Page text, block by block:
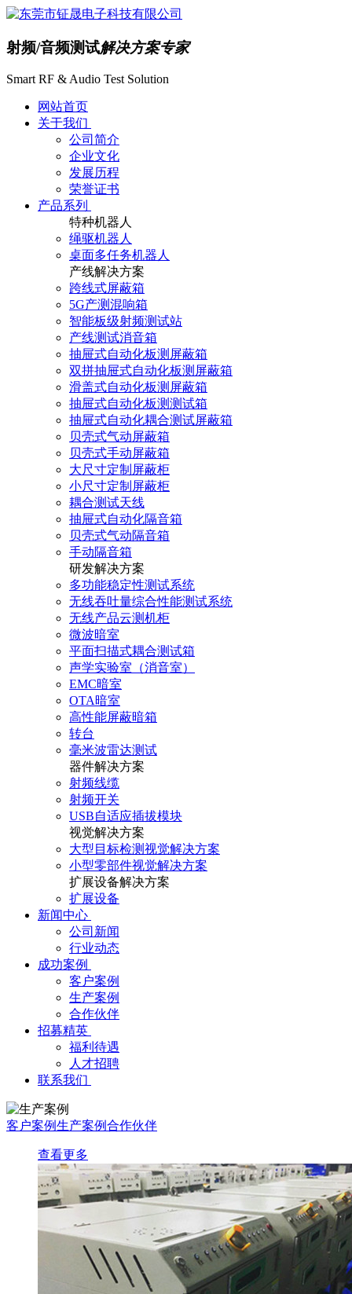
射频/音频测试解决方案专家
Smart RF & Audio Test Solution
网站首页
关于我们
公司简介
企业文化
发展历程
荣誉证书
产品系列
特种机器人
绳驱机器人
桌面多任务机器人
产线解决方案
跨线式屏蔽箱
5G产测混响箱
智能板级射频测试站
产线测试消音箱
抽屉式自动化板测屏蔽箱
双拼抽屉式自动化板测屏蔽箱
滑盖式自动化板测屏蔽箱
抽屉式自动化板测测试箱
抽屉式自动化耦合测试屏蔽箱
贝壳式气动屏蔽箱
贝壳式手动屏蔽箱
大尺寸定制屏蔽柜
小尺寸定制屏蔽柜
耦合测试天线
抽屉式自动化隔音箱
贝壳式气动隔音箱
手动隔音箱
研发解决方案
多功能稳定性测试系统
无线吞吐量综合性能测试系统
无线产品云测机柜
微波暗室
平面扫描式耦合测试箱
声学实验室（消音室）
EMC暗室
OTA暗室
高性能屏蔽暗箱
转台
毫米波雷达测试
器件解决方案
射频线缆
射频开关
USB自适应插拔模块
视觉解决方案
大型目标检测视觉解决方案
小型零部件视觉解决方案
扩展设备解决方案
扩展设备
新闻中心
公司新闻
行业动态
成功案例
客户案例
生产案例
合作伙伴
招募精英
福利待遇
人才招聘
联系我们
客户案例生产案例合作伙伴
查看更多